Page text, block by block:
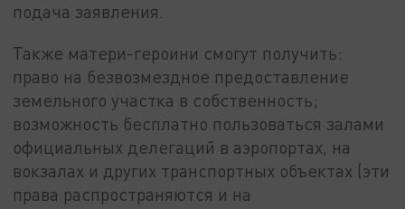
подача заявления.
Также матери-героини смогут получить:
право на безвозмездное предоставление
земельного участка в собственность;
возможность бесплатно пользоваться залами
официальных делегаций в аэропортах, на
вокзалах и других транспортных объектах (эти
права распространяются и на